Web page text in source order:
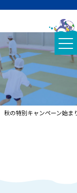
秋の特別キャンペーン始ま